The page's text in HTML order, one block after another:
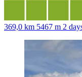
369,0 km 5467 m 2